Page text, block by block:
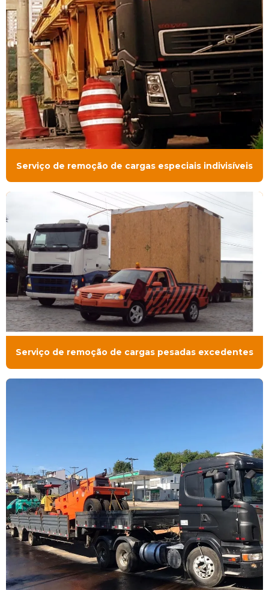
Serviço de remoção de cargas especiais indivisíveis
Serviço de remoção de cargas pesadas excedentes